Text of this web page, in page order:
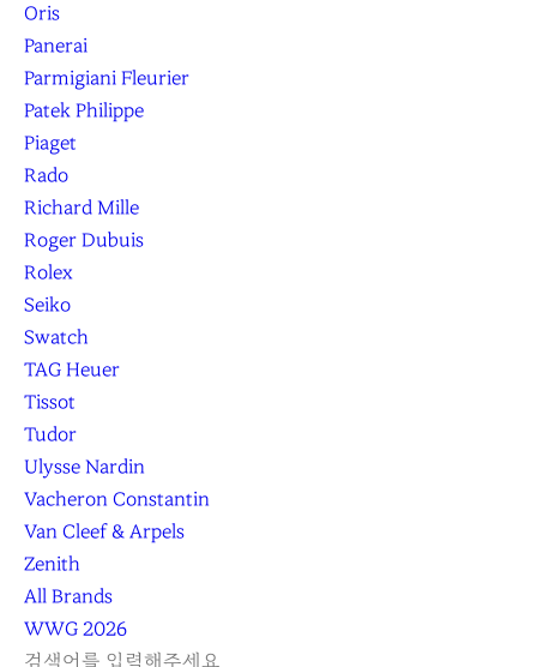
Oris
Panerai
Parmigiani Fleurier
Patek Philippe
Piaget
Rado
Richard Mille
Roger Dubuis
Rolex
Seiko
Swatch
TAG Heuer
Tissot
Tudor
Ulysse Nardin
Vacheron Constantin
Van Cleef & Arpels
Zenith
All Brands
WWG2026
L
S
닫